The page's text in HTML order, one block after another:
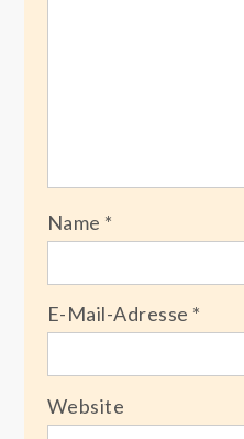
Name *
E-Mail-Adresse *
Website